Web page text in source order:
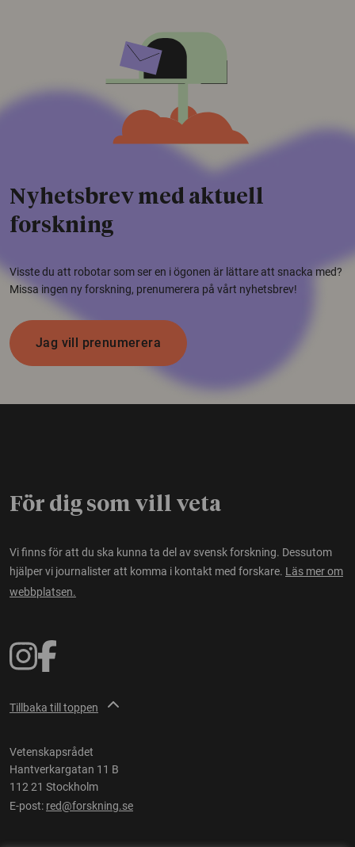
Nyhetsbrev med aktuell
forskning
Visste du att robotar som ser en i ögonen är lättare att snacka med?
Missa ingen ny forskning, prenumerera på vårt nyhetsbrev!
Jag vill prenumerera
För dig som vill veta
Vi finns för att du ska kunna ta del av svensk forskning. Dessutom
hjälper vi journalister att komma i kontakt med forskare. Läs mer om
webbplatsen.
Tillbaka till toppen
Vetenskapsrådet
Hantverkargatan 11 B
112 21 Stockholm
E-post: red@forskning.se